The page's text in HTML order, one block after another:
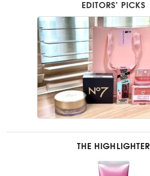
EDITORS’ PICKS
THE HIGHLIGHTER